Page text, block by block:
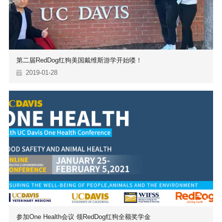
第二届RedDog红狗美国戴维斯游学开始喽！
2019-01-28
参加One Health会议 领RedDog红狗全额奖学金